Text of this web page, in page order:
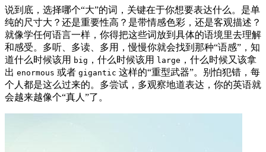
说到底，选择哪个“大”的词，关键在于你想要表达什么。是单
纯的尺寸大？还是重要性高？是带情感色彩，还是客观描述？
就像学任何语言一样，你得把这些词放到具体的语境里去理解
和感受。多听、多读、多用，慢慢你就会找到那种“语感”，知
道什么时候该用 big ，什么时候该用 large ，什么时候又该拿
出 enormous 或者 gigantic 这样的“重型武器”。别怕犯错，每
个人都是这么过来的。多尝试，多观察地道表达，你的英语就
会越来越像个“真人”了。